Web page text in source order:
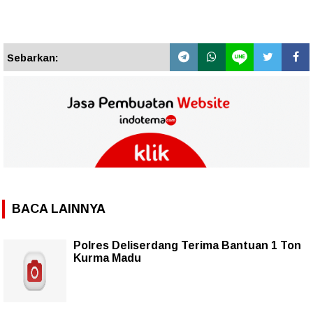
Sebarkan:
BACA LAINNYA
Polres Deliserdang Terima Bantuan 1 Ton
Kurma Madu